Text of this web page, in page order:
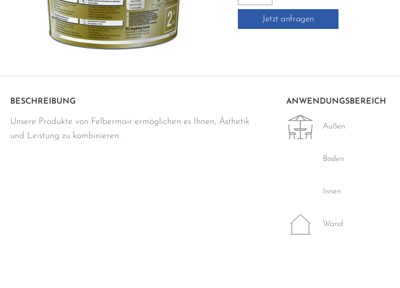
PREMIUM
Jetzt anfragen
BESCHREIBUNG
Unsere Produkte von Felbermair ermöglichen es Ihnen, Ästhetik
und Leistung zu kombinieren.
ANWENDUNGSBEREICH
Außen
Boden
Innen
Wand